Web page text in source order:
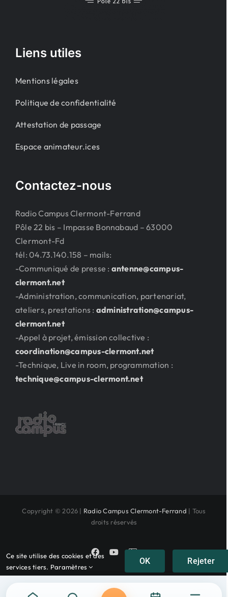
Liens utiles
Mentions légales
Politique de confidentialité
Attestation de passage
Espace animateur.ices
Contactez-nous
Radio Campus Clermont-Ferrand
Pôle 22 bis – Impasse Bonnabaud – 63000
Clermont-Fd
tél: 04.73.140.158 – mails:
-Communiqué de presse : antenne@campus-
clermont.net
-Administration, communication, partenariat,
ateliers, prestations : administration@campus-
clermont.net
-Appel à projet, émission collective :
coordination@campus-clermont.net
-Technique, Live in room, programmation :
technique@campus-clermont.net
Copyright © 2026 | Radio Campus Clermont-Ferrand | Tous
droits réservés
FacebookYouTubeInstagram
Ce site utilise des cookies et des
services tiers. Paramètres
OK Rejeter